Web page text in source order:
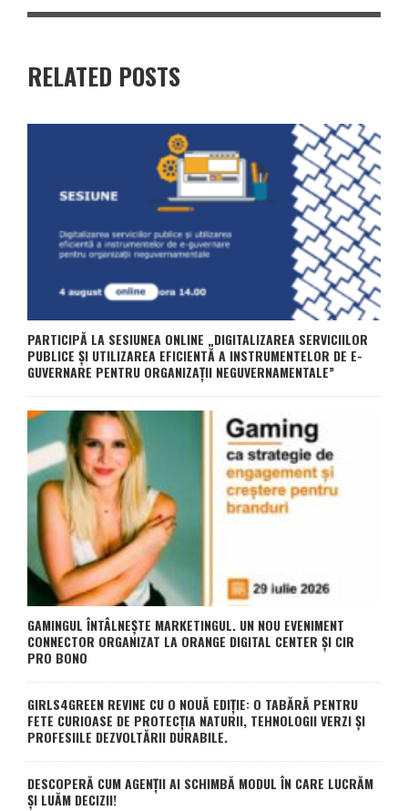
RELATED POSTS
PARTICIPĂ LA SESIUNEA ONLINE „DIGITALIZAREA SERVICIILOR
PUBLICE ȘI UTILIZAREA EFICIENTĂ A INSTRUMENTELOR DE E-
GUVERNARE PENTRU ORGANIZAȚII NEGUVERNAMENTALE”
GAMINGUL ÎNTÂLNEȘTE MARKETINGUL. UN NOU EVENIMENT
CONNECTOR ORGANIZAT LA ORANGE DIGITAL CENTER ȘI CIR
PRO BONO
GIRLS4GREEN REVINE CU O NOUĂ EDIȚIE: O TABĂRĂ PENTRU
FETE CURIOASE DE PROTECȚIA NATURII, TEHNOLOGII VERZI ȘI
PROFESIILE DEZVOLTĂRII DURABILE.
DESCOPERĂ CUM AGENȚII AI SCHIMBĂ MODUL ÎN CARE LUCRĂM
ȘI LUĂM DECIZII!